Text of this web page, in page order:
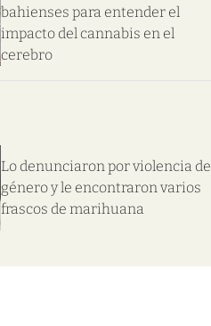
bahienses para entender el
impacto del cannabis en el
cerebro
Lo denunciaron por violencia de
género y le encontraron varios
frascos de marihuana